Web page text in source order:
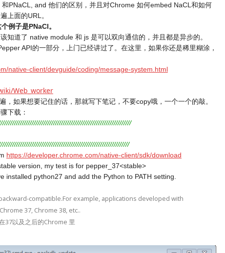
PNaCL, and 他们的区别，并且对Chrome 如何embed NaCL和如何
上面的URL。
例子是PNaCl。
知道了 native module 和 js 是可以双向通信的，并且都是异步的。
API的一部分，上门已经讲过了。在这里，如果你还是稀里糊涂，
native-client/devguide/coding/message-system.html
Web_worker
，如果想要记住的话，那就写下笔记，不要copy哦，一个一个的敲。
下载：
https://developer.chrome.com/native-client/sdk/download
version, my test is for pepper_37<stable>
installed python27 and add the Python to PATH setting.
compatible.For example, applications developed with
37, Chrome 38, etc..
37以及之后的Chrome 里